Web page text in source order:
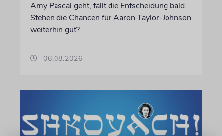
Amy Pascal geht, fällt die Entscheidung bald.
Stehen die Chancen für Aaron Taylor-Johnson
weiterhin gut?
06.08.2026